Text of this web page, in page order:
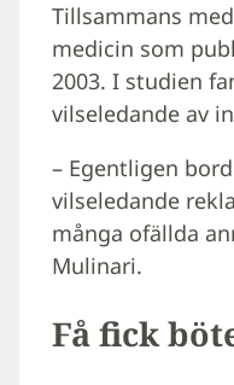
Tillsammans
medicin som
2003. I studien
vilseledande av
– Egentligen
vilseledande
många ofällda
Mulinari.
Få fick